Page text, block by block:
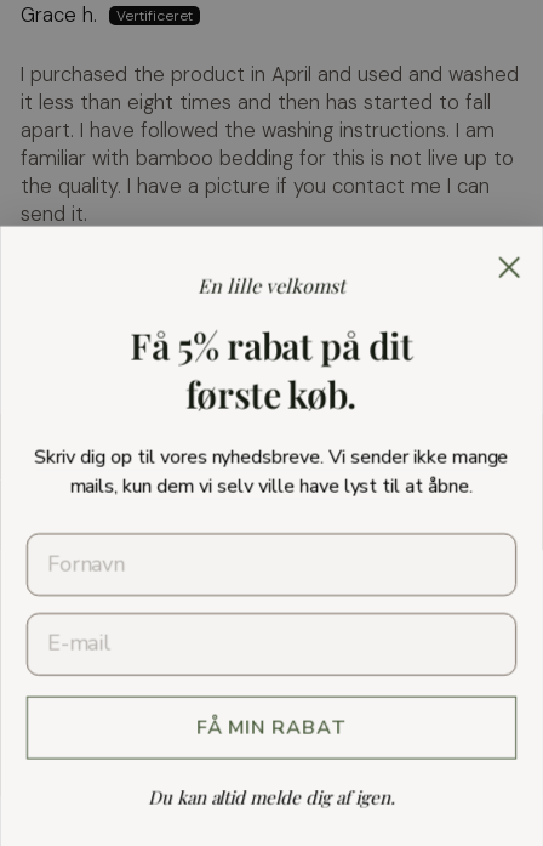
Grace h.
I purchased the product in April and used and washed
it less than eight times and then has started to fall
apart. I have followed the washing instructions. I am
familiar with bamboo bedding for this is not live up to
the quality. I have a picture if you contact me I can
send it.
1
Pause
slideshow
KUNDESERVICE
INFORMATION
VIDEN
© 2026 WONDER LIVING. ALLE RETTIGHEDER FORBEHOLDES. CVR:
En lille velkomst
Få 5% rabat på dit
første køb.
Skriv dig op til vores nyhedsbreve. Vi sender ikke mange
mails, kun dem vi selv ville have lyst til at åbne.
Email
FÅ MIN RABAT
Du kan altid melde dig af igen.